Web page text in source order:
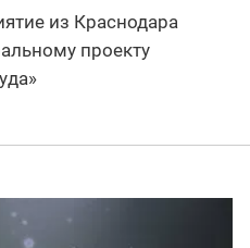
из Краснодара
проекту